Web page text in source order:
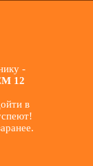
-
12
в